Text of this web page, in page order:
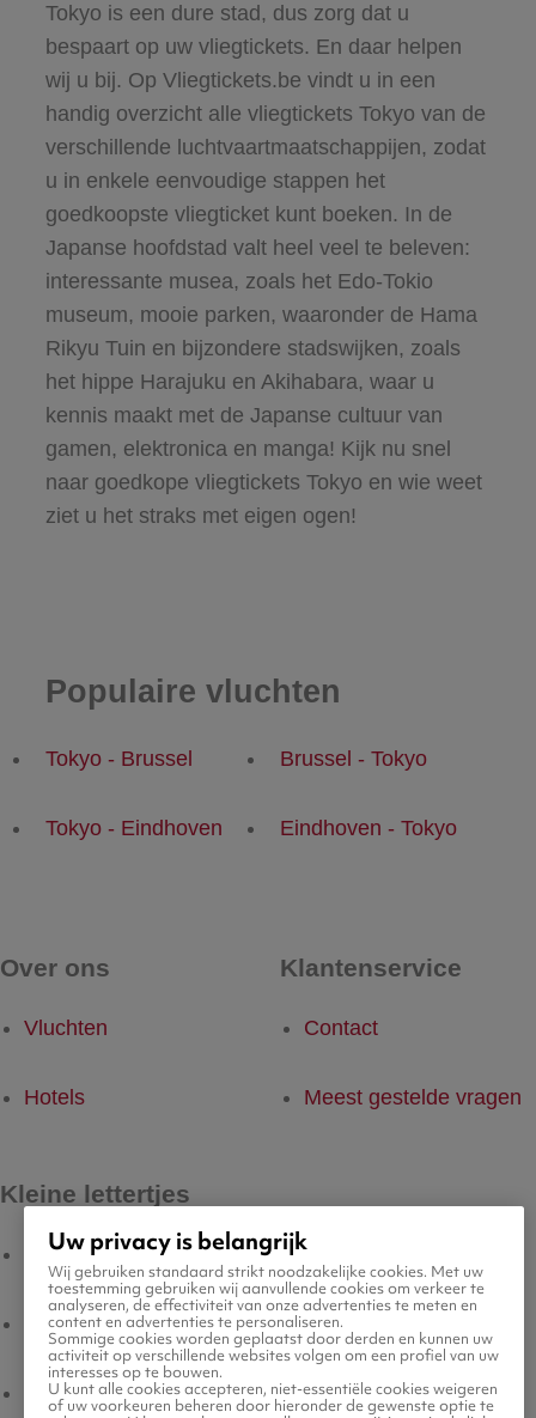
Tokyo is een dure stad, dus zorg dat u
bespaart op uw vliegtickets. En daar helpen
wij u bij. Op Vliegtickets.be vindt u in een
handig overzicht alle vliegtickets Tokyo van de
verschillende luchtvaartmaatschappijen, zodat
u in enkele eenvoudige stappen het
goedkoopste vliegticket kunt boeken. In de
Japanse hoofdstad valt heel veel te beleven:
interessante musea, zoals het Edo-Tokio
museum, mooie parken, waaronder de Hama
Rikyu Tuin en bijzondere stadswijken, zoals
het hippe Harajuku en Akihabara, waar u
kennis maakt met de Japanse cultuur van
gamen, elektronica en manga! Kijk nu snel
naar goedkope vliegtickets Tokyo en wie weet
ziet u het straks met eigen ogen!
Populaire vluchten
Tokyo - Brussel Brussel - Tokyo
Tokyo - Eindhoven Eindhoven - Tokyo
Over ons
Vluchten
Hotels
Klantenservice
Contact
Meest gestelde vragen
Kleine lettertjes
Voorwaarden
Privacyverklaring
Legal Notice
Uw privacy is belangrijk
Wij gebruiken standaard strikt noodzakelijke cookies. Met uw
toestemming gebruiken wij aanvullende cookies om verkeer te
analyseren, de effectiviteit van onze advertenties te meten en
content en advertenties te personaliseren.
Sommige cookies worden geplaatst door derden en kunnen uw
activiteit op verschillende websites volgen om een profiel van uw
interesses op te bouwen.
U kunt alle cookies accepteren, niet-essentiële cookies weigeren
of uw voorkeuren beheren door hieronder de gewenste optie te